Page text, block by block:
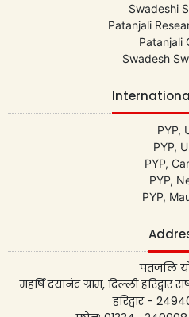
Swadeshi
Patanjali
Patanjali
Swadesh
PYP,
PYP,
PYP,
PYP,
PYP,
पतंजलि
महर्षि दयानंद ग्राम, दिल्ली हरिद्वार
हरिद्वार -